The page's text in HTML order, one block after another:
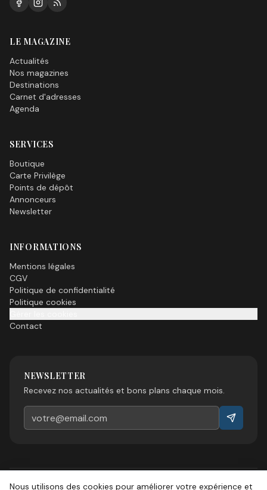
LE MAGAZINE
Actualités
Nos magazines
Destinations
Carnet d'adresses
Agenda
SERVICES
Boutique
Carte Privilège
Points de dépôt
Annonceurs
Newsletter
INFORMATIONS
Mentions légales
CGV
Politique de confidentialité
Politique cookies
Contact
NEWSLETTER
Recevez nos actualités et bons plans chaque mois.
Nous utilisons des cookies pour améliorer votre expérience et